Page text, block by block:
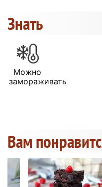
Знать
Можно
замораживать
Вам